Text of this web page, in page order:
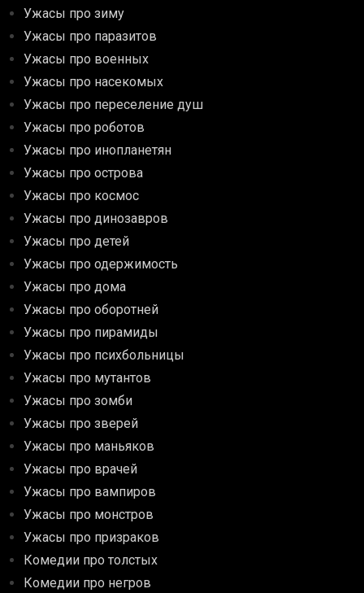
Ужасы про зиму
Ужасы про паразитов
Ужасы про военных
Ужасы про насекомых
Ужасы про переселение душ
Ужасы про роботов
Ужасы про инопланетян
Ужасы про острова
Ужасы про космос
Ужасы про динозавров
Ужасы про детей
Ужасы про одержимость
Ужасы про дома
Ужасы про оборотней
Ужасы про пирамиды
Ужасы про психбольницы
Ужасы про мутантов
Ужасы про зомби
Ужасы про зверей
Ужасы про маньяков
Ужасы про врачей
Ужасы про вампиров
Ужасы про монстров
Ужасы про призраков
Комедии про толстых
Комедии про негров